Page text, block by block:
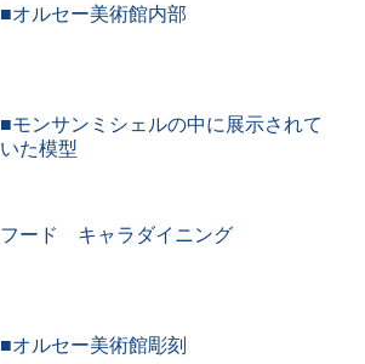
■オルセー美術館内部
■モンサンミシェルの中に展示されて
いた模型
フード キャラダイニング
■オルセー美術館彫刻